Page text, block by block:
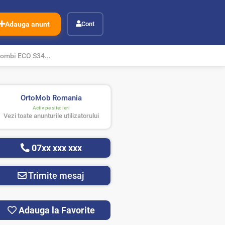
Adauga anunt Cont
ECO S34...
OrtoMob Romania
Activ pe site: Ieri
Vezi toate anunturile utilizatorului
07xx xxx xxx
Trimite mesaj
Adauga la Favorite